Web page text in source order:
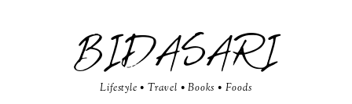
BIDASARI
Lifestyle • Travel • Books • Foods